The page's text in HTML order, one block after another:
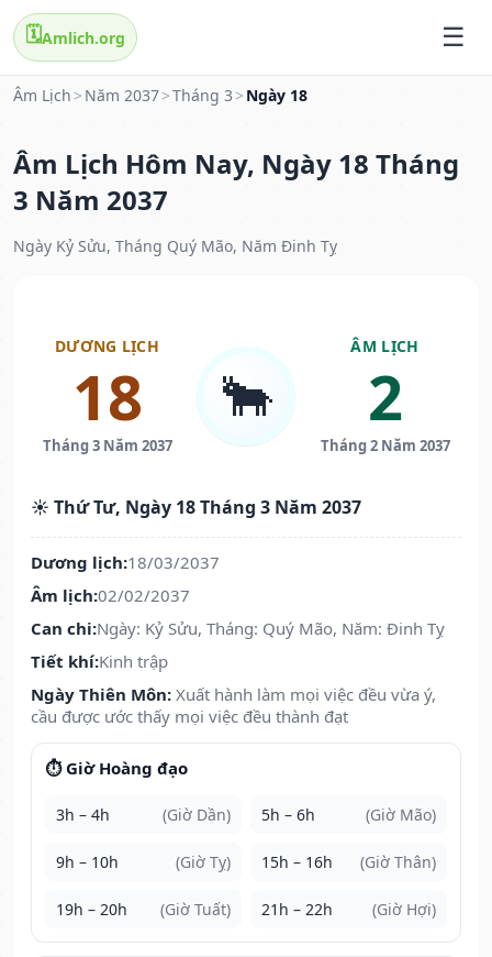
🗓️Amlich.org
Âm Lịch > Năm 2037>Tháng 3 > Ngày 18
Âm Lịch Hôm Nay, Ngày 18 Tháng
3 Năm 2037
Ngày Kỷ Sửu, Tháng Quý Mão, Năm Đinh Tỵ
DƯƠNG LỊCH
18
Tháng 3 Năm 2037
🐂
ÂM LỊCH
2
Tháng 2 Năm 2037
☀️ Thứ Tư, Ngày 18 Tháng 3 Năm 2037
Dương lịch:18/03/2037
Âm lịch:02/02/2037
Can chi:Ngày: Kỷ Sửu, Tháng: Quý Mão, Năm: Đinh Tỵ
Tiết khí:Kinh trập
Ngày Thiên Môn: Xuất hành làm mọi việc đều vừa ý,
cầu được ước thấy mọi việc đều thành đạt
⏱️ Giờ Hoàng đạo
3h – 4h (Giờ Dần) 5h – 6h (Giờ Mão)
9h – 10h (Giờ Tỵ) 15h – 16h (Giờ Thân)
19h – 20h (Giờ Tuất) 21h – 22h (Giờ Hợi)